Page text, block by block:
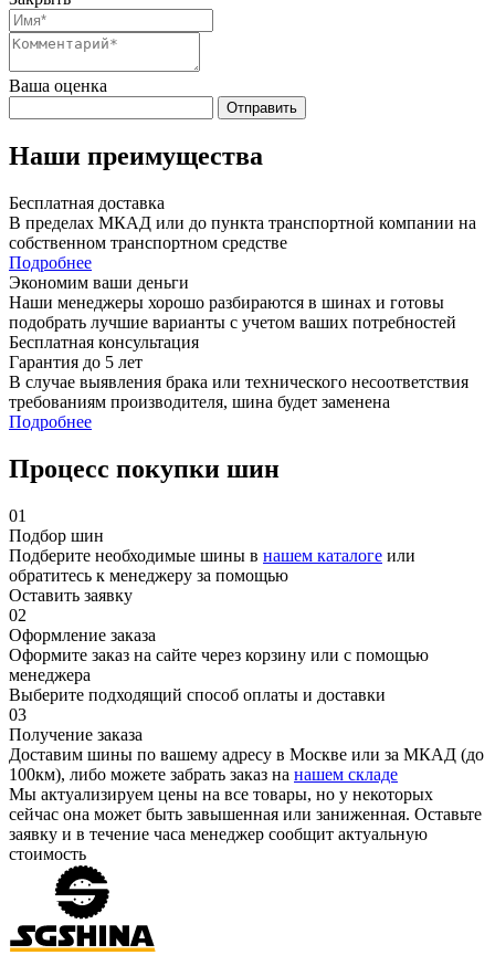
Ваша оценка
Отправить
Наши преимущества
Бесплатная доставка
В пределах МКАД или до пункта транспортной компании на
собственном транспортном средстве
Подробнее
Экономим ваши деньги
Наши менеджеры хорошо разбираются в шинах и готовы
подобрать лучшие варианты с учетом ваших потребностей
Бесплатная консультация
Гарантия до 5 лет
В случае выявления брака или технического несоответствия
требованиям производителя, шина будет заменена
Подробнее
Процесс покупки шин
01
Подбор шин
Подберите необходимые шины в нашем каталоге или
обратитесь к менеджеру за помощью
Оставить заявку
02
Оформление заказа
Оформите заказ на сайте через корзину или с помощью
менеджера
Выберите подходящий способ оплаты и доставки
03
Получение заказа
Доставим шины по вашему адресу в Москве или за МКАД (до
100км), либо можете забрать заказ на нашем складе
Мы актуализируем цены на все товары, но у некоторых
сейчас она может быть завышенная или заниженная. Оставьте
заявку и в течение часа менеджер сообщит актуальную
стоимость